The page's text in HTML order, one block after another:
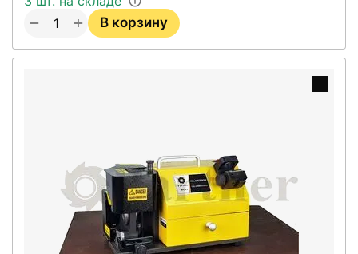
+
− В корзину